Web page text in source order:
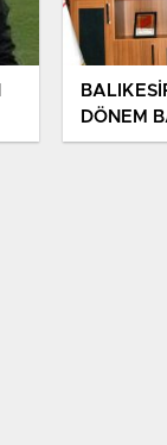
DÖNEM